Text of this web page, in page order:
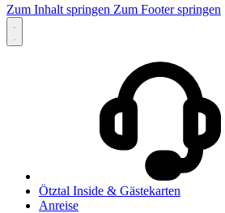
Zum Inhalt springen Zum Footer springen
Ötztal Inside & Gästekarten
Anreise